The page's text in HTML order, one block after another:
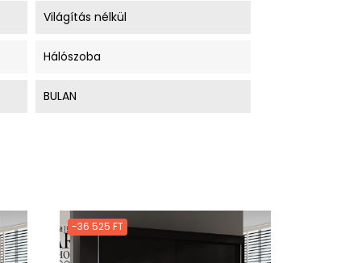
Világítás nélkül
Hálószoba
BULAN
-36 525 FT